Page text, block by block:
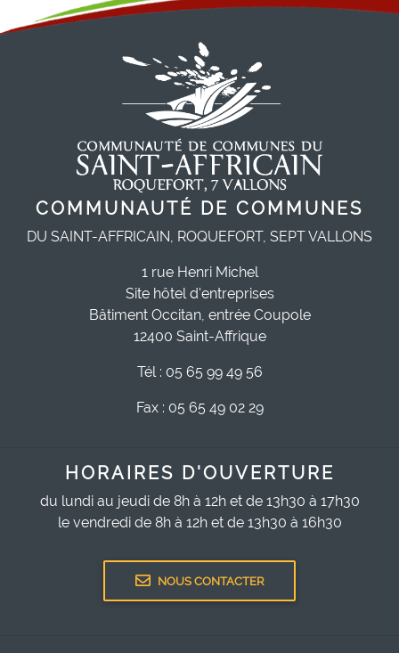
COMMUNAUTÉ DE COMMUNES
DU SAINT-AFFRICAIN, ROQUEFORT, SEPT VALLONS
1 rue Henri Michel
Site hôtel d'entreprises
Bâtiment Occitan, entrée Coupole
12400 Saint-Affrique
Tél : 05 65 99 49 56
Fax : 05 65 49 02 29
HORAIRES D'OUVERTURE
du lundi au jeudi de 8h à 12h et de 13h30 à 17h30
le vendredi de 8h à 12h et de 13h30 à 16h30
NOUS CONTACTER